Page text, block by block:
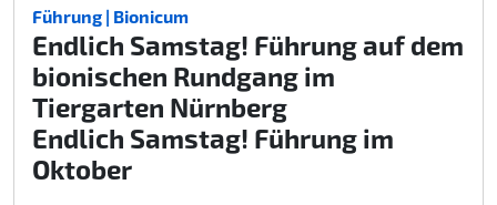
Führung | Bionicum
Endlich Samstag! Führung auf dem
bionischen Rundgang im
Tiergarten Nürnberg
Endlich Samstag! Führung im
Oktober